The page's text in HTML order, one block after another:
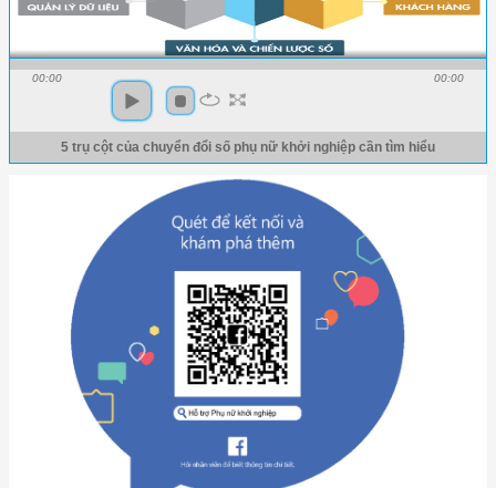
00:00 00:00
5 trụ cột của chuyển đổi số phụ nữ khởi nghiệp cần tìm hiểu